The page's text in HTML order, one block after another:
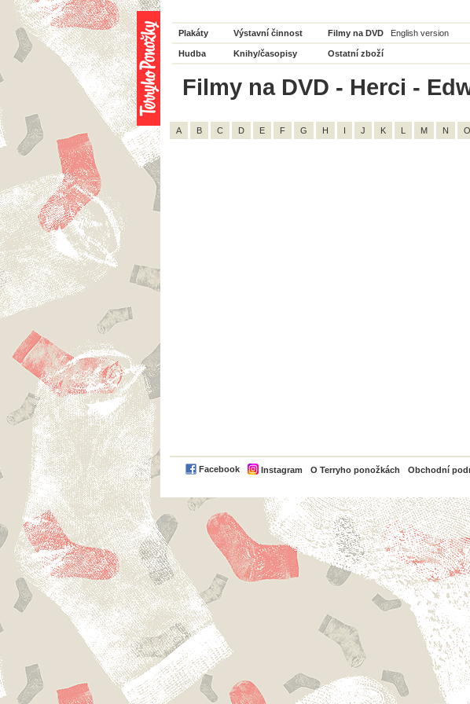
Plakáty Výstavní činnost Filmy na DVD English version
Hudba Knihy/časopisy Ostatní zboží
Filmy na DVD - Herci -
A B C D E F G H I J K L M N O
Facebook Instagram O Terryho ponožkách Obchodní
PayPal